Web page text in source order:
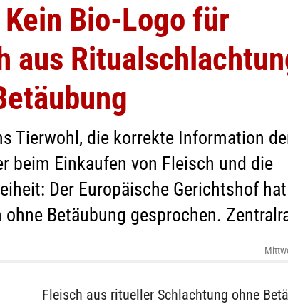
Kein Bio-Logo für
aus
Tierwohl, die korrekte Information
beim Einkaufen von Fleisch und die
Der Europäische Gerichtshof
ohne Betäubung gesprochen.
Fleisch aus ritueller Schlachtung ohne